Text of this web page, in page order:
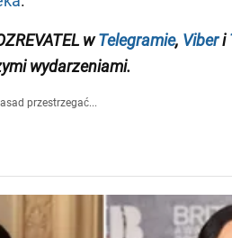
w Telegramie, Viberi
wydarzeniami.
przestrzegać...